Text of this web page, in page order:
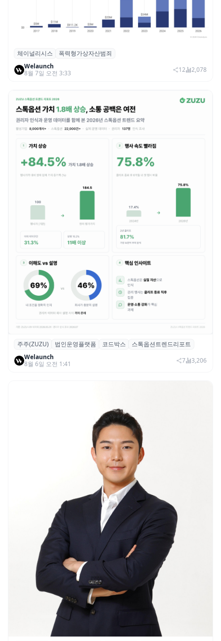
체이널리시스 “가상자산 보유자 대상 폭력
범죄 증가…상반기 탈취액 3000만 달러 돌파
체이널리시스
폭력형가상자산범죄
Welaunch
8월 7일 오전 3:33
12 2,078
스톡옵션 취소율 2년 만에 18.2%→31.3%…
권리 발생 즉시 행사 비중도 급증
주주(ZUZU) 법인운영플랫폼 코드박스
스톡옵션트렌드리포트
Welaunch
8월 6일 오전 1:41
7 3,206